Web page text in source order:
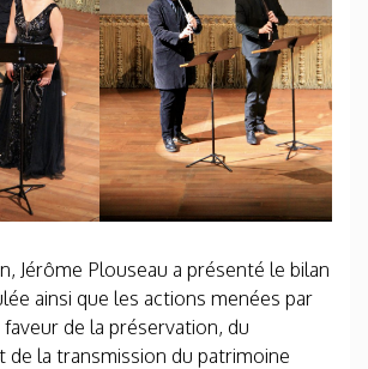
Jérôme Plouseau a présenté le bilan
ainsi que les actions menées par
faveur de la préservation, du
de la transmission du patrimoine